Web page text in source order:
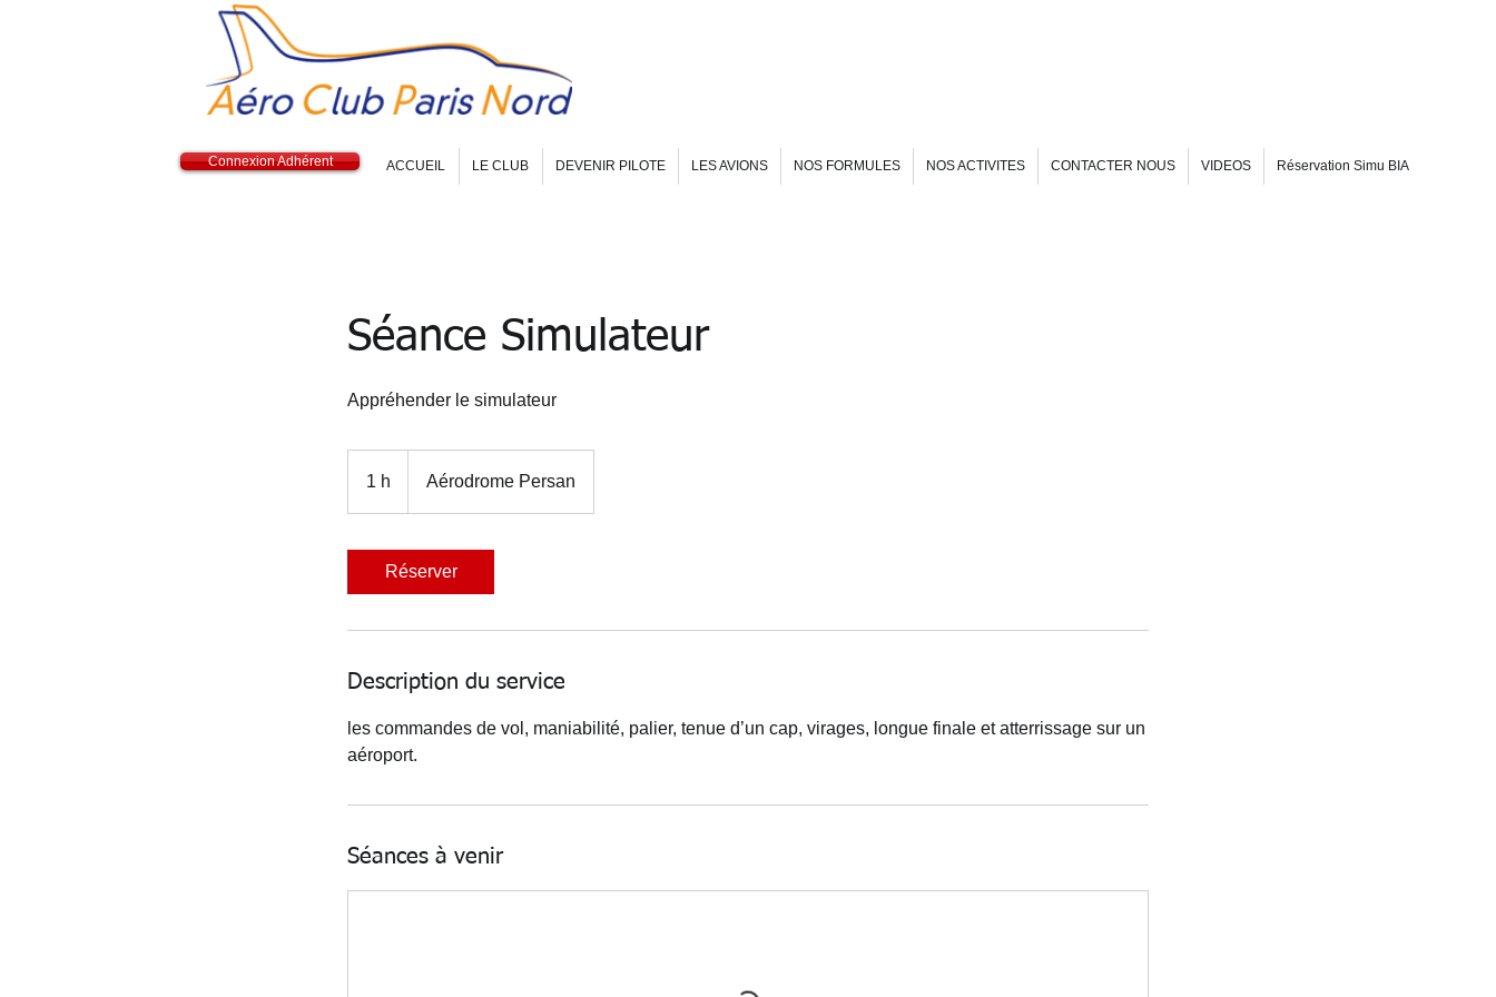
Connexion Adhérent ACCUEIL LE CLUB DEVENIR PILOTE LES AVIONS NOS FORMULES NOS ACTIVITES CONTACTER NOUS VIDEOS Réservation Simu BIA
Séance Simulateur
Appréhender le simulateur
1 h Aérodrome Persan
Réserver
Description du service
les commandes de vol, maniabilité, palier, tenue d’un cap, virages, longue finale et atterrissage sur un
aéroport.
Séances à venir